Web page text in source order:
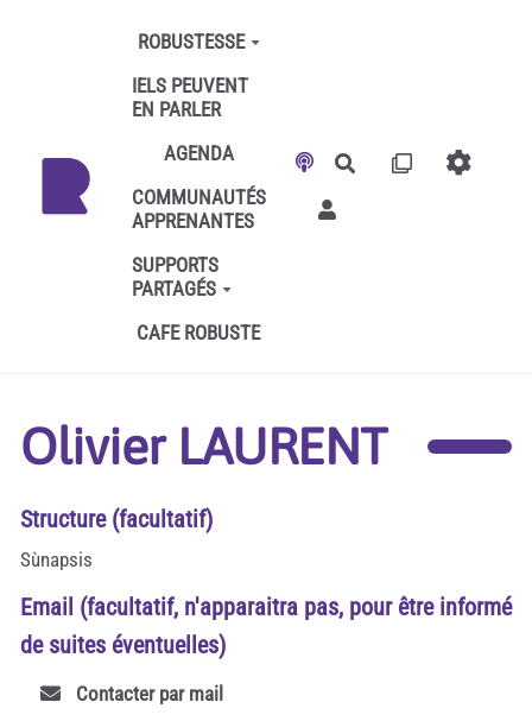
Aller au contenu principal
ROBUSTESSE
IELS PEUVENT
EN PARLER
AGENDA
COMMUNAUTÉS
APPRENANTES
SUPPORTS
PARTAGÉS
CAFE ROBUSTE
Rechercher
Olivier LAURENT
Structure (facultatif)
Sùnapsis
Email (facultatif, n'apparaitra pas, pour être informé
de suites éventuelles)
Contacter par mail